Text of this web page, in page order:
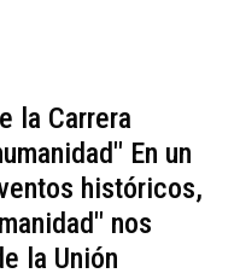
la Carrera
En un
históricos,
nos
la Unión